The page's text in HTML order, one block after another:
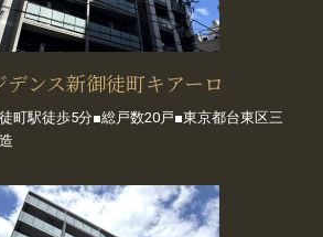
デンス新御徒町キアーロ
町駅徒歩5分■総戸数20戸■東京都台東区三